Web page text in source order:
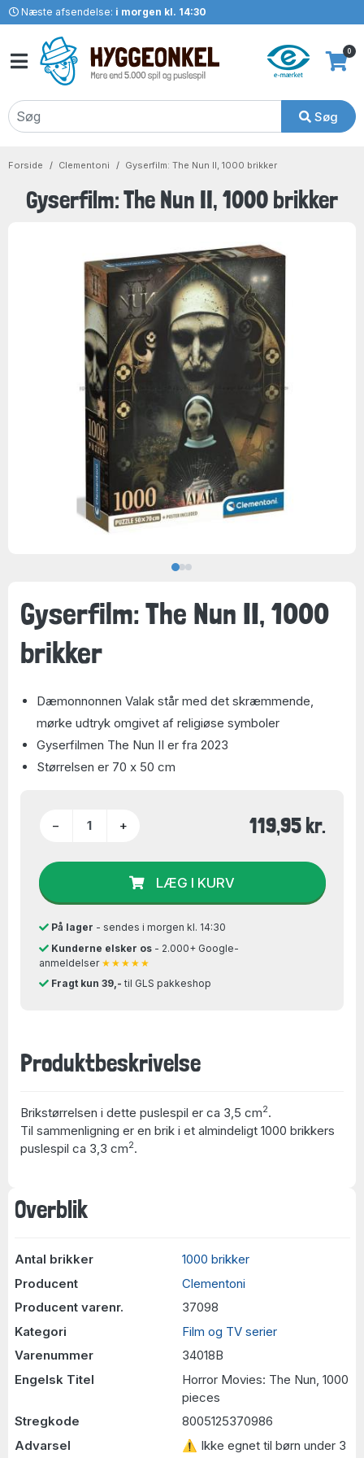
Næste afsendelse: i morgen kl. 14:30
Søg
0
Forside Clementoni Gyserfilm: The Nun II, 1000 brikker
Gyserfilm: The Nun II, 1000 brikker
Overblik
Antal brikker
1000 brikker
Producent
Clementoni
Producent varenr.
37098
Kategori
Film og TV serier
Varenummer
34018B
Engelsk Titel
Horror Movies: The Nun, 1000
pieces
Stregkode
8005125370986
Advarsel
⚠ Ikke egnet til børn under 3
Gyserfilm: The Nun II, 1000
brikker
Dæmonnonnen Valak står med det skræmmende,
mørke udtryk omgivet af religiøse symboler
Gyserfilmen The Nun II er fra 2023
Størrelsen er 70 x 50 cm
− + 119,95 kr.
LÆG I KURV
På lager - sendes i morgen kl. 14:30
Kunderne elsker os- 2.000+ Google-
anmeldelser ★★★★★
Fragt kun 39,- til GLS pakkeshop
Produktbeskrivelse
Brikstørrelsen i dette puslespil er ca 3,5 cm2.
Til sammenligning er en brik i et almindeligt 1000 brikkers
puslespil ca 3,3 cm2.